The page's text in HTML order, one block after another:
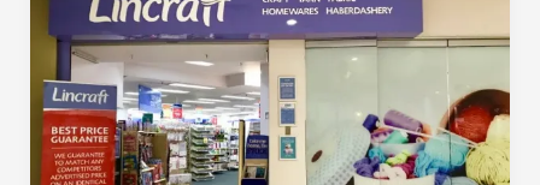
Cruz
na
Australia
e
a